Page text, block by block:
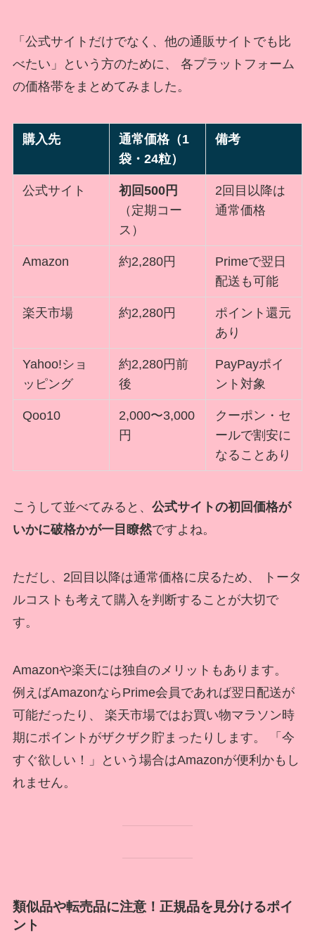
「公式サイトだけでなく、他の通販サイトでも比
べたい」という方のために、 各プラットフォーム
の価格帯をまとめてみました。
購入先
通常価格（1
袋・24粒）
備考
公式サイト
初回500円
（定期コー
ス）
2回目以降は
通常価格
Amazon 約2,280円
Primeで翌日
配送も可能
楽天市場 約2,280円
ポイント還元
あり
Yahoo!ショ
ッピング
約2,280円前
後
PayPayポイ
ント対象
Qoo10
2,000〜3,000
円
クーポン・セ
ールで割安に
なることあり
こうして並べてみると、 公式サイトの初回価格が
いかに破格かが一目瞭然ですよね。
ただし、2回目以降は通常価格に戻るため、 トータ
ルコストも考えて購入を判断することが大切で
す。
Amazonや楽天には独自のメリットもあります。
例えばAmazonならPrime会員であれば翌日配送が
可能だったり、 楽天市場ではお買い物マラソン時
期にポイントがザクザク貯まったりします。 「今
すぐ欲しい！」という場合はAmazonが便利かもし
れません。
類似品や転売品に注意！正規品を見分けるポイ
ント